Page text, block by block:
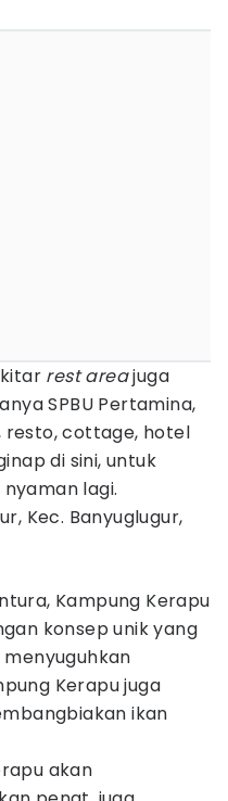
rest areajuga
SPBU Pertamina,
resto, cottage, hotel
di sini, untuk
lagi.
Kec. Banyuglugur,
Kampung Kerapu
konsep unik yang
Kerapu juga
ikan
akan